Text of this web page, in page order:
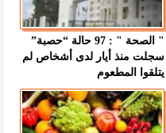
" الصحة " : 97 حالة “حصبة”
سجلت منذ أيار لدى أشخاص لم
يتلقوا المطعوم